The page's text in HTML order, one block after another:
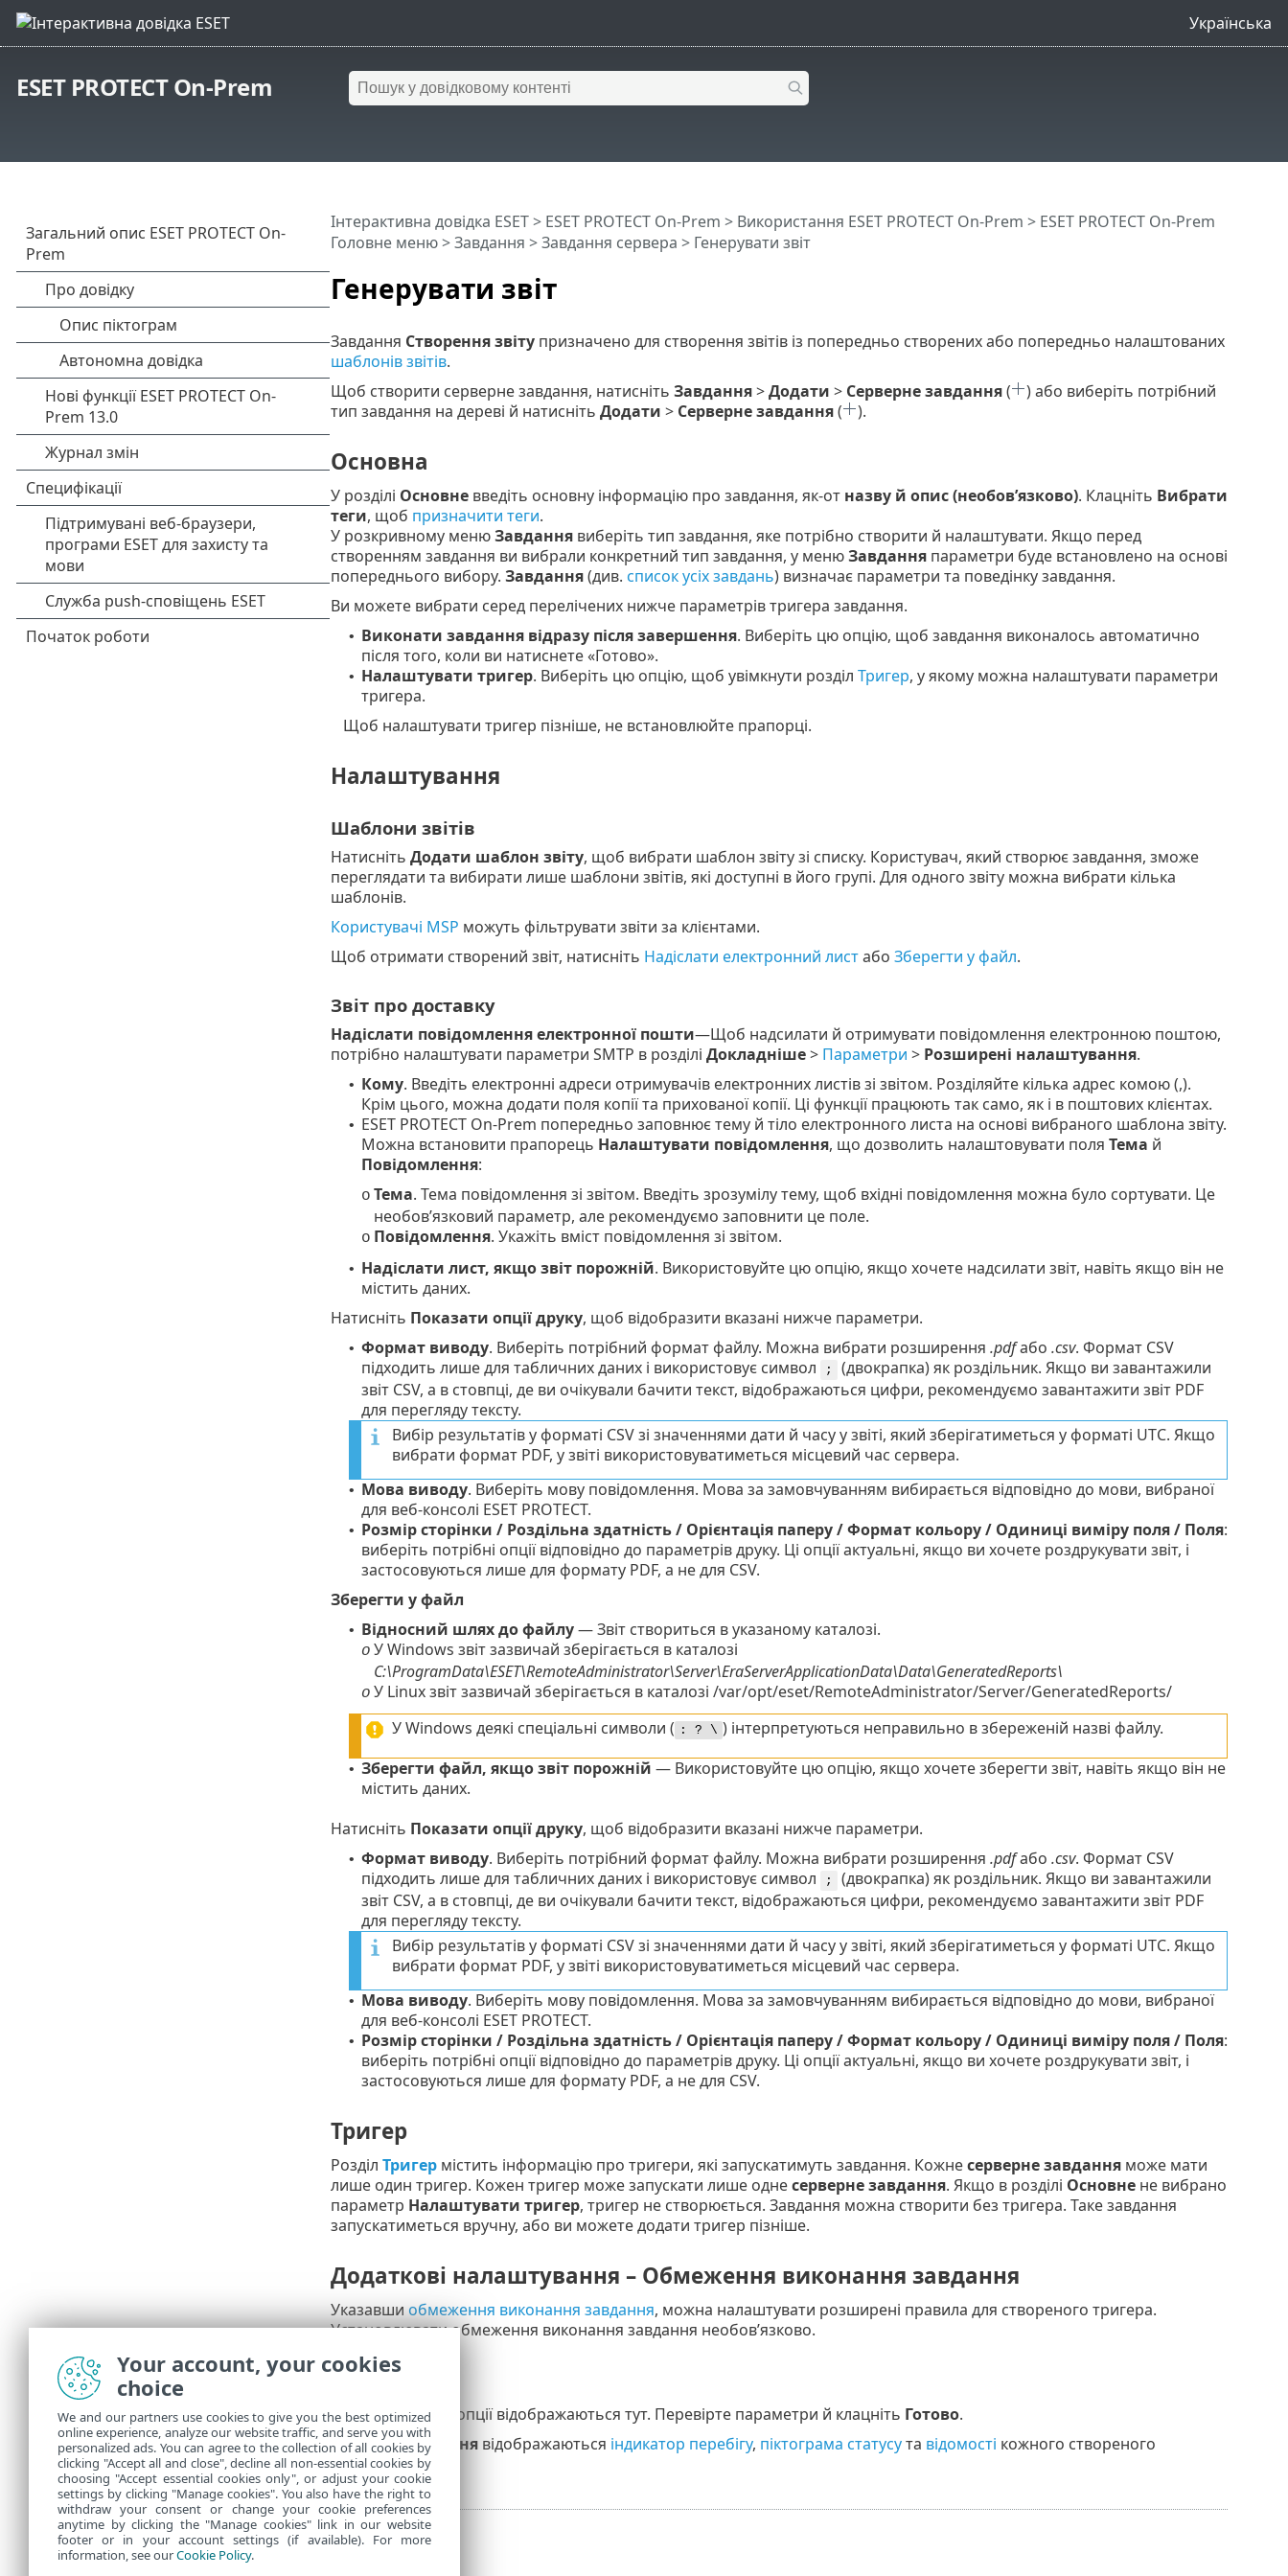
Українська
ESET PROTECT On-Prem
Генерувати звіт
Інтерактивна довідка ESET> ESET PROTECT On-Prem > Використання ESET PROTECT On-Prem > ESET PROTECT On-Prem
Головне меню>Завдання >Завдання сервера > Генерувати звіт
Завдання Створення звітупризначено для створення звітів із попередньо створених або попередньо налаштованих
шаблонів звітів.
Щоб створити серверне завдання, натисніть Завдання>Додати > Серверне завдання(
) або виберіть потрібний
тип завдання на дереві й натисніть Додати > Серверне завдання( ).
Основна
У розділі Основневведіть основну інформацію про завдання, як-от назву й опис (необов’язково). Клацніть Вибрати
теги, щоб призначити теги.
У розкривному менюЗавданнявиберіть тип завдання, яке потрібно створити й налаштувати. Якщо перед
створенням завдання ви вибрали конкретний тип завдання, у менюЗавданняпараметри буде встановлено на основі
попереднього вибору. Завдання(див. список усіх завдань) визначає параметри та поведінку завдання.
Ви можете вибрати серед перелічених нижче параметрів тригера завдання.
• Виконати завдання відразу після завершення. Виберіть цю опцію, щоб завдання виконалось автоматично
після того, коли ви натиснете «Готово».
• Налаштувати тригер. Виберіть цю опцію, щоб увімкнути розділ Тригер, у якому можна налаштувати параметри
тригера.
Щоб налаштувати тригер пізніше, не встановлюйте прапорці.
Налаштування
Шаблони звітів
Натисніть Додати шаблон звіту, щоб вибрати шаблон звіту зі списку. Користувач, який створює завдання, зможе
переглядати та вибирати лише шаблони звітів, які доступні в його групі. Для одного звіту можна вибрати кілька
шаблонів.
Користувачі MSP можуть фільтрувати звіти за клієнтами.
Щоб отримати створений звіт, натисніть Надіслати електронний листабо Зберегти у файл.
Звіт про доставку
Надіслати повідомлення електронної пошти—Щоб надсилати й отримувати повідомлення електронною поштою,
потрібно налаштувати параметри SMTP в розділі Докладніше> Параметри > Розширені налаштування.
• Кому. Введіть електронні адреси отримувачів електронних листів зі звітом. Розділяйте кілька адрес комою (,).
Крім цього, можна додати поля копії та прихованої копії. Ці функції працюють так само, як і в поштових клієнтах.
• ESET PROTECT On-Prem попередньо заповнює тему й тіло електронного листа на основі вибраного шаблона звіту.
Можна встановити прапорець Налаштувати повідомлення, що дозволить налаштовувати поля Тема й
Повідомлення:
o Тема. Тема повідомлення зі звітом. Введіть зрозумілу тему, щоб вхідні повідомлення можна було сортувати. Це
необов’язковий параметр, але рекомендуємо заповнити це поле.
o Повідомлення. Укажіть вміст повідомлення зі звітом.
• Надіслати лист, якщо звіт порожній. Використовуйте цю опцію, якщо хочете надсилати звіт, навіть якщо він не
містить даних.
Натисніть Показати опції друку, щоб відобразити вказані нижче параметри.
• Формат виводу. Виберіть потрібний формат файлу. Можна вибрати розширення .pdfабо .csv. Формат CSV
підходить лише для табличних даних і використовує символ
;
(двокрапка) як роздільник. Якщо ви завантажили
звіт CSV, а в стовпці, де ви очікували бачити текст, відображаються цифри, рекомендуємо завантажити звіт PDF
для перегляду тексту.
Вибір результатів у форматі CSV зі значеннями дати й часу у звіті, який зберігатиметься у форматі UTC. Якщо
вибрати формат PDF, у звіті використовуватиметься місцевий час сервера.
• Мова виводу. Виберіть мову повідомлення. Мова за замовчуванням вибирається відповідно до мови, вибраної
для веб-консолі ESET PROTECT.
• Розмір сторінки / Роздільна здатність / Орієнтація паперу / Формат кольору / Одиниці виміру поля / Поля:
виберіть потрібні опції відповідно до параметрів друку. Ці опції актуальні, якщо ви хочете роздрукувати звіт, і
застосовуються лише для формату PDF, а не для CSV.
Зберегти у файл
• Відносний шлях до файлу— Звіт створиться в указаному каталозі.
o У Windows звіт зазвичай зберігається в каталозі
C:\ProgramData\ESET\RemoteAdministrator\Server\EraServerApplicationData\Data\GeneratedReports\
o У Linux звіт зазвичай зберігається в каталозі /var/opt/eset/RemoteAdministrator/Server/GeneratedReports/
У Windows деякі спеціальні символи ( : ? \ ) інтерпретуються неправильно в збереженій назві файлу.
• Зберегти файл, якщо звіт порожній — Використовуйте цю опцію, якщо хочете зберегти звіт, навіть якщо він не
містить даних.
Натисніть Показати опції друку, щоб відобразити вказані нижче параметри.
• Формат виводу. Виберіть потрібний формат файлу. Можна вибрати розширення .pdfабо .csv. Формат CSV
підходить лише для табличних даних і використовує символ
;
(двокрапка) як роздільник. Якщо ви завантажили
звіт CSV, а в стовпці, де ви очікували бачити текст, відображаються цифри, рекомендуємо завантажити звіт PDF
для перегляду тексту.
Вибір результатів у форматі CSV зі значеннями дати й часу у звіті, який зберігатиметься у форматі UTC. Якщо
вибрати формат PDF, у звіті використовуватиметься місцевий час сервера.
• Мова виводу. Виберіть мову повідомлення. Мова за замовчуванням вибирається відповідно до мови, вибраної
для веб-консолі ESET PROTECT.
• Розмір сторінки / Роздільна здатність / Орієнтація паперу / Формат кольору / Одиниці виміру поля / Поля:
виберіть потрібні опції відповідно до параметрів друку. Ці опції актуальні, якщо ви хочете роздрукувати звіт, і
застосовуються лише для формату PDF, а не для CSV.
Тригер
Розділ Тригермістить інформацію про тригери, які запускатимуть завдання. Кожнесерверне завданняможе мати
лише один тригер. Кожен тригер може запускати лише однесерверне завдання. Якщо в розділі Основнене вибрано
параметр Налаштувати тригер, тригер не створюється. Завдання можна створити без тригера. Таке завдання
запускатиметься вручну, або ви можете додати тригер пізніше.
Додаткові налаштування – Обмеження виконання завдання
Указавши обмеження виконання завдання, можна налаштувати розширені правила для створеного тригера.
Установлювати обмеження виконання завдання необов’язково.
Звіт
Усі налаштовані опції відображаються тут. Перевірте параметри й клацніть Готово.
У розділіЗавданнявідображаються індикатор перебігу, піктограма статусута відомості кожного створеного
завдання.
Your account, your cookies
choice
We and our partners use cookies to give you the best optimized
online experience, analyze our website traffic, and serve you with
personalized ads. You can agree to the collection of all cookies by
clicking "Accept all and close", decline all non-essential cookies by
choosing "Accept essential cookies only", or adjust your cookie
settings by clicking "Manage cookies". You also have the right to
withdraw your consent or change your cookie preferences
anytime by clicking the "Manage cookies" link in our website
footer or in your account settings (if available). For more
information, see ourCookie Policy.